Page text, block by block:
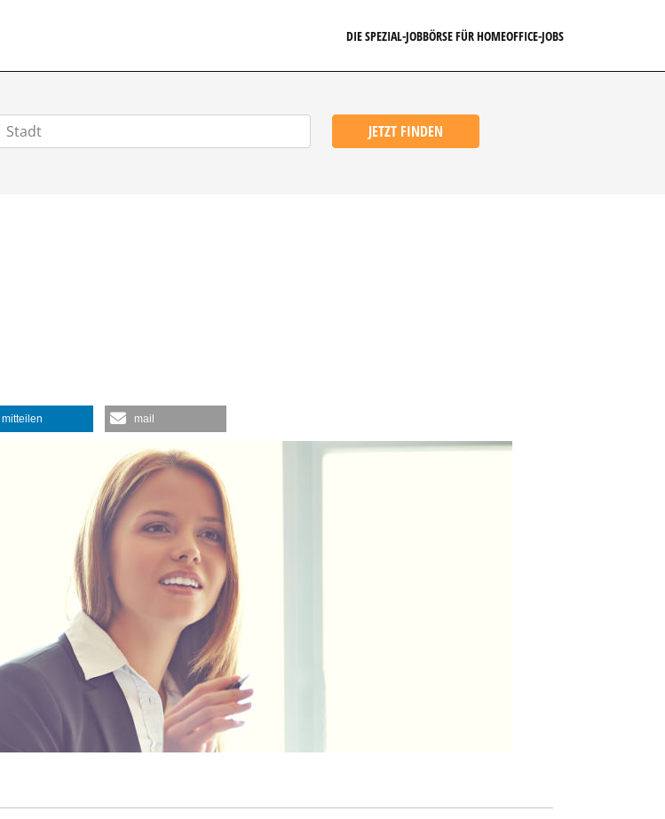
DIE SPEZIAL-JOBBÖRSE FÜR HOMEOFFICE-JOBS
JETZT FINDEN
mitteilen mail